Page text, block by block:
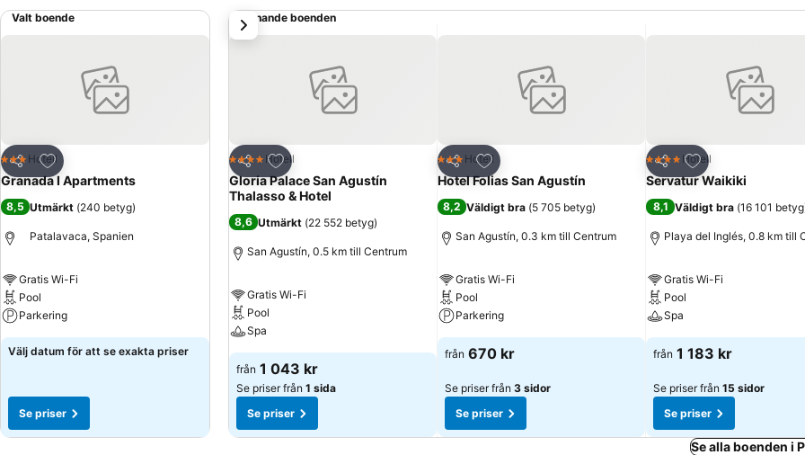
Valt boende
Dela
Lägg till i Mina Favoriter
3 Stjärnor
Hotell
Granada I Apartments
8,5 Utmärkt (240 betyg)
Patalavaca, Spanien
Gratis Wi-Fi
Pool
Parkering
Välj datum för att se exakta priser
Se priser
Liknande boenden
Dela
Lägg till i Mina Favoriter
4 StjärnorHotell
Gloria Palace San Agustín
Thalasso & Hotel
8,6 Utmärkt (22 552 betyg)
San Agustín, 0.5 km till Centrum
Gratis Wi-Fi
Pool
Spa
från 1 043 kr
Se priser från 1 sida
Se priser
Dela
Lägg till i Mina Favoriter
3 Stjärnor
Hotell
Hotel Folias San Agustín
8,2 Väldigt bra (5 705 betyg)
San Agustín, 0.3 km till Centrum
Gratis Wi-Fi
Pool
Parkering
från 670 kr
Se priser från 3 sidor
Se priser
Dela
Lägg till i Mina
4 StjärnorHotell
Servatur Waikiki
8,1 Väldigt bra (16 101 betyg
Playa del Inglés, 0.8 km till
Gratis Wi-Fi
Pool
Spa
från 1 183 kr
Se priser från 15 sidor
Se priser
nästa
Se alla boenden i